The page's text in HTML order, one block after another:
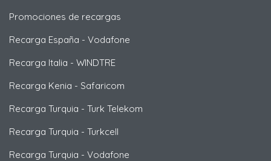
Promociones de recargas
Recarga España - Vodafone
Recarga Italia - WINDTRE
Recarga Kenia - Safaricom
Recarga Turquia - Turk Telekom
Recarga Turquia - Turkcell
Recarga Turquia - Vodafone